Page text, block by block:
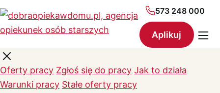
573 248 000
Aplikuj
Oferty pracy Zgłoś się do pracy Jak to działa
Warunki pracy Stałe oferty pracy